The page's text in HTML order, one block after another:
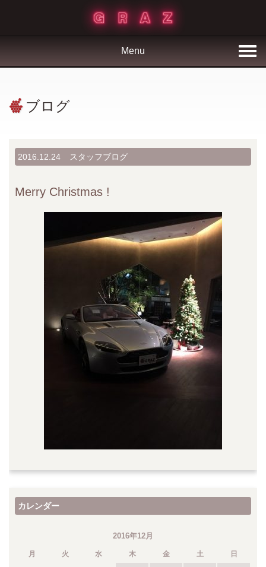
Menu
ブログ
2016.12.24 スタッフブログ
Merry Christmas !
カレンダー
2016年12月
月 火 水 木 金 土 日